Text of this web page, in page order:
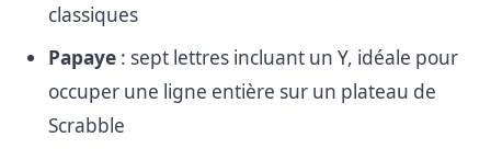
classiques
Papaye : sept lettres incluant un Y, idéale pour
occuper une ligne entière sur un plateau de
Scrabble